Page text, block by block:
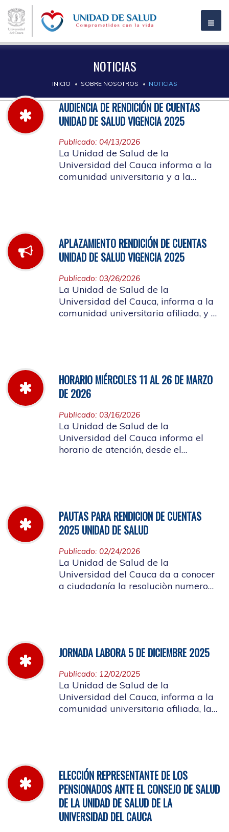
NOTICIAS
INICIO SOBRE NOSOTROS NOTICIAS
AUDIENCIA DE RENDICIÓN DE CUENTAS
UNIDAD DE SALUD VIGENCIA 2025
Publicado: 04/13/2026
La Unidad de Salud de la
Universidad del Cauca informa a la
comunidad universitaria y a la
APLAZAMIENTO RENDICIÓN DE CUENTAS
UNIDAD DE SALUD VIGENCIA 2025
Publicado: 03/26/2026
La Unidad de Salud de la
Universidad del Cauca, informa a la
comunidad universitaria afiliada, y a
HORARIO MIÉRCOLES 11 AL 26 DE MARZO
DE 2026
Publicado: 03/16/2026
La Unidad de Salud de la
Universidad del Cauca informa el
horario de atención, desde el
PAUTAS PARA RENDICION DE CUENTAS
2025 UNIDAD DE SALUD
Publicado: 02/24/2026
La Unidad de Salud de la
Universidad del Cauca da a conocer
a ciudadanía la resoluciòn numero
JORNADA LABORA 5 DE DICIEMBRE 2025
Publicado: 12/02/2025
La Unidad de Salud de la
Universidad del Cauca, informa a la
comunidad universitaria afiliada, la
ELECCIÓN REPRESENTANTE DE LOS
PENSIONADOS ANTE EL CONSEJO DE SALUD
DE LA UNIDAD DE SALUD DE LA
UNIVERSIDAD DEL CAUCA